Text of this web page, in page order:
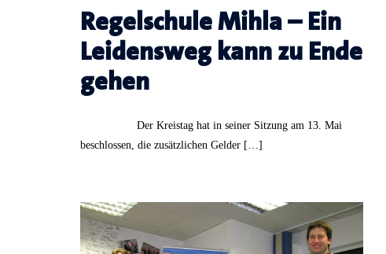
Regelschule Mihla – Ein
Leidensweg kann zu Ende
gehen
Der Kreistag hat in seiner Sitzung am 13. Mai
beschlossen, die zusätzlichen Gelder […]